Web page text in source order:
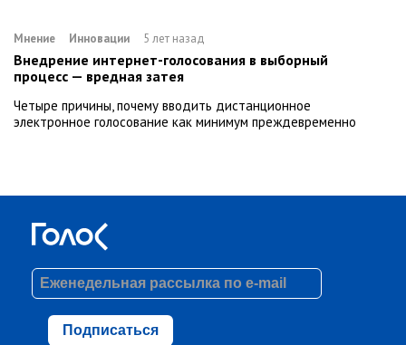
Мнение Инновации 5 лет назад
Внедрение интернет-голосования в выборный
процесс — вредная затея
Четыре причины, почему вводить дистанционное
электронное голосование как минимум преждевременно
Подписаться